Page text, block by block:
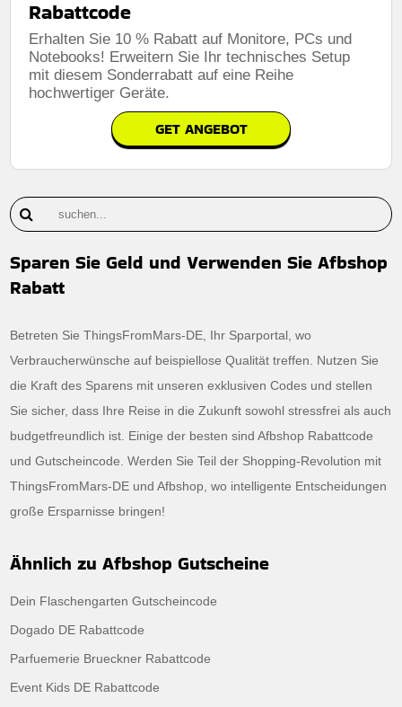
Rabattcode
Erhalten Sie 10 % Rabatt auf Monitore, PCs und
Notebooks! Erweitern Sie Ihr technisches Setup
mit diesem Sonderrabatt auf eine Reihe
hochwertiger Geräte.
GET ANGEBOT
Sparen Sie Geld und Verwenden Sie Afbshop
Rabatt
Betreten Sie ThingsFromMars-DE, Ihr Sparportal, wo
Verbraucherwünsche auf beispiellose Qualität treffen. Nutzen Sie
die Kraft des Sparens mit unseren exklusiven Codes und stellen
Sie sicher, dass Ihre Reise in die Zukunft sowohl stressfrei als auch
budgetfreundlich ist. Einige der besten sind Afbshop Rabattcode
und Gutscheincode. Werden Sie Teil der Shopping-Revolution mit
ThingsFromMars-DE und Afbshop, wo intelligente Entscheidungen
große Ersparnisse bringen!
Ähnlich zu Afbshop Gutscheine
Dein Flaschengarten Gutscheincode
Dogado DE Rabattcode
Parfuemerie Brueckner Rabattcode
Event Kids DE Rabattcode